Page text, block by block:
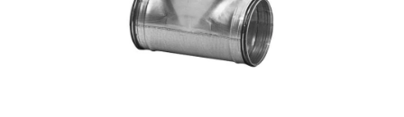
ZVLHČOVAČE VZDUCHU PRŮMYSLOVÉ